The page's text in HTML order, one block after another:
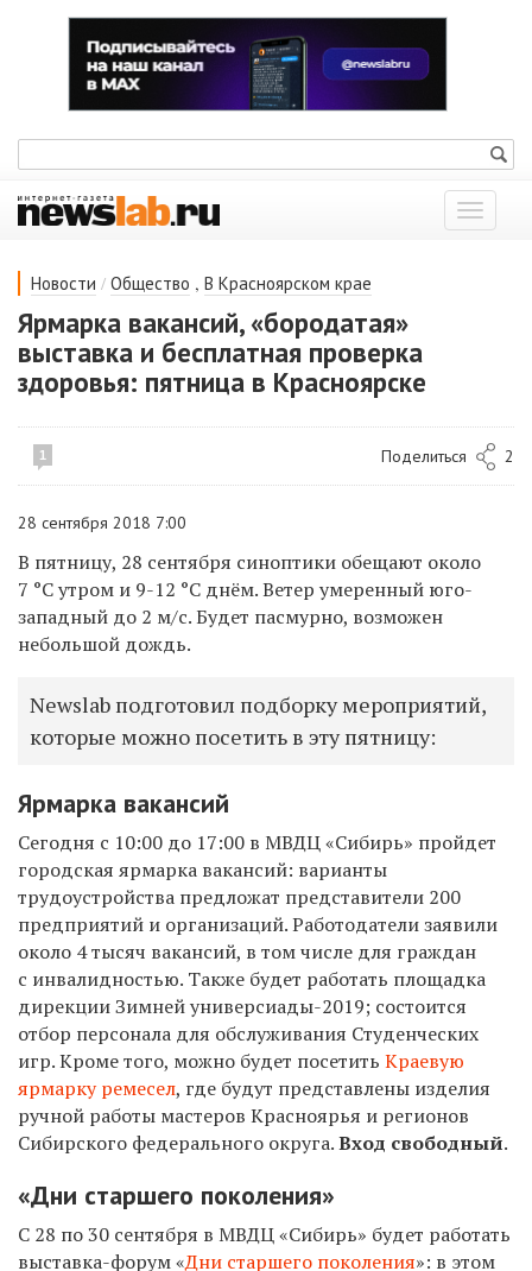
Показать
меню
Новости / Общество , В Красноярском крае
Ярмарка вакансий, «бородатая»
выставка и бесплатная проверка
здоровья: пятница в Красноярске
1 Поделиться 2
28 сентября 2018 7:00
В пятницу, 28 сентября синоптики обещают около
7 °C утром и 9-12 °C днём. Ветер умеренный юго-
западный до 2 м/с. Будет пасмурно, возможен
небольшой дождь.
Newslab подготовил подборку мероприятий,
которые можно посетить в эту пятницу:
Ярмарка вакансий
Сегодня с 10:00 до 17:00 в МВДЦ «Сибирь» пройдет
городская ярмарка вакансий: варианты
трудоустройства предложат представители 200
предприятий и организаций. Работодатели заявили
около 4 тысяч вакансий, в том числе для граждан
с инвалидностью. Также будет работать площадка
дирекции Зимней универсиады-2019; состоится
отбор персонала для обслуживания Студенческих
игр. Кроме того, можно будет посетить Краевую
ярмарку ремесел, где будут представлены изделия
ручной работы мастеров Красноярья и регионов
Сибирского федерального округа.Вход свободный.
«Дни старшего поколения»
С 28 по 30 сентября в МВДЦ «Сибирь» будет работать
выставка-форум «Дни старшего поколения»: в этом